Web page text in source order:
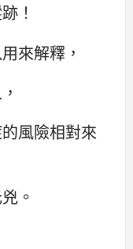
！
來解釋，
風險相對來
。